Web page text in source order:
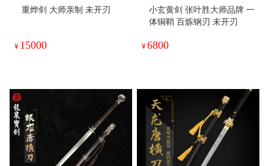
重烨剑 大师亲制 未开刃
¥ 15000
小玄黄剑 张叶胜大师品牌 一
体铜鞘 百炼钢刃 未开刃
¥6800